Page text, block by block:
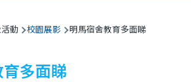
動 校園展影 明馬宿舍教育多面睇
多面睇